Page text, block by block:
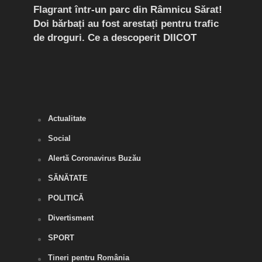
Flagrant într-un parc din Râmnicu Sărat!
Doi bărbați au fost arestați pentru trafic
de droguri. Ce a descoperit DIICOT
Actualitate
Social
Alertă Coronavirus Buzău
SĂNĂTATE
POLITICĂ
Divertisment
SPORT
Tineri pentru România